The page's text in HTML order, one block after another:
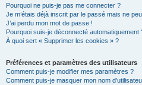
Pourquoi ne puis-je pas me connecter ?
Je m’étais déjà inscrit par le passé mais ne
J’ai perdu mon mot de passe !
Pourquoi suis-je déconnecté automatiquement
À quoi sert « Supprimer les cookies » ?
Préférences et paramètres des utilisateurs
Comment puis-je modifier mes paramètres ?
Comment puis-je masquer mon nom